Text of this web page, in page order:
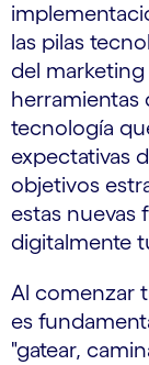
las pilas
del marketing
herramientas
tecnología
expectativas
objetivos
estas nuevas
digitalmente
Al comenzar
es
"gatear,